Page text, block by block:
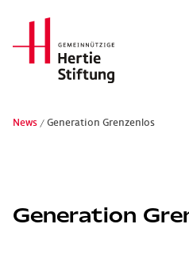
Hertie Stiftung Logo
News Generation Grenzenlos
Generation